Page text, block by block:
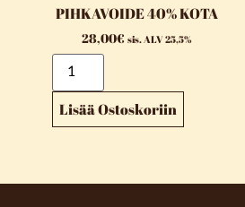
PIHKAVOIDE 40% KOTA
28,00€ sis. ALV 25,5%
Lisää Ostoskoriin